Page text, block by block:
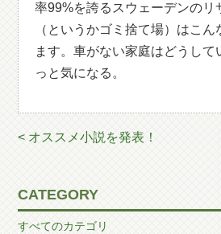
率99%を誇るスウェーデンのリ
（というかゴミ捨て場）はこ
ます。車がない家庭はどうして
っと気になる。
< オススメ小説を発表！
CATEGORY
すべてのカテゴリ